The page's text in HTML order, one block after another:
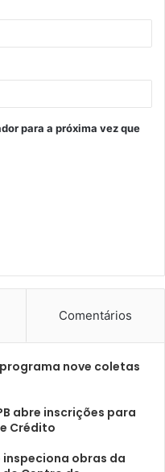
para a próxima vez que
Comentários
nove coletas
abre inscrições para
Crédito
inspeciona obras da